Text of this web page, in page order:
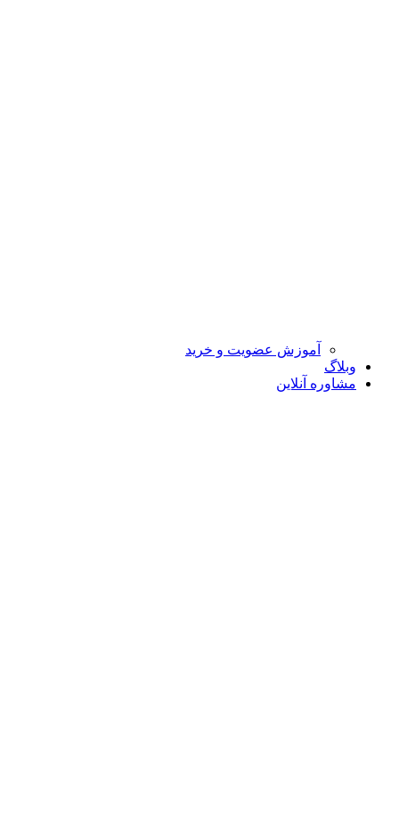
آموزش عضویت و خرید
وبلاگ
مشاوره آنلاین